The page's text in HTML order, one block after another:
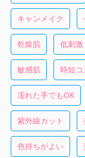
キャンメイク
乾燥肌 低刺激
敏感肌 時短コ
濡れた手でもOK
紫外線カット
色持ちがよい